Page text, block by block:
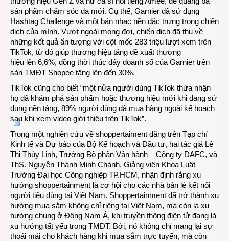
sản phẩm chăm sóc da mới. Cụ thể, Garnier đã sử dụng
Hashtag Challenge và một bản nhạc nền đặc trưng trong chiến
dịch của mình. Vượt ngoài mong đợi, chiến dịch đã thu về
những kết quả ấn tượng với cột mốc 283 triệu lượt xem trên
TikTok, từ đó giúp thương hiệu tăng đề xuất thương
hiệu lên 6,6%, đồng thời thúc đẩy doanh số của Garnier trên
sàn TMĐT Shopee tăng lên đến 30%.
TikTok cũng cho biết “một nửa người dùng TikTok thừa nhận
họ đã khám phá sản phẩm hoặc thương hiệu mới khi đang sử
dụng nền tảng, 89% người dùng đã mua hàng ngoài kế hoạch
sau khi xem video giới thiệu trên TikTok”.
Trong một nghiên cứu về shoppertaiment đăng trên Tạp chí
Kinh tế và Dự báo của Bộ Kế hoạch và Đầu tư, hai tác giả Lê
Thị Thùy Linh, Trưởng Bộ phận Vận hành – Công ty DAFC, và
ThS. Nguyễn Thành Minh Chánh, Giảng viên Khoa Luật –
Trường Đại học Công nghiệp TP.HCM, nhận định rằng xu
hướng shoppertainment là cơ hội cho các nhà bán lẻ kết nối
người tiêu dùng tại Việt Nam. Shoppertainment đã trở thành xu
hướng mua sắm không chỉ riêng tại Việt Nam, mà còn là xu
hướng chung ở Đông Nam Á, khi truyền thông điện tử đang là
xu hướng tất yếu trong TMĐT. Bởi, nó không chỉ mang lại sự
thoải mái cho khách hàng khi mua sắm trực tuyến, mà còn